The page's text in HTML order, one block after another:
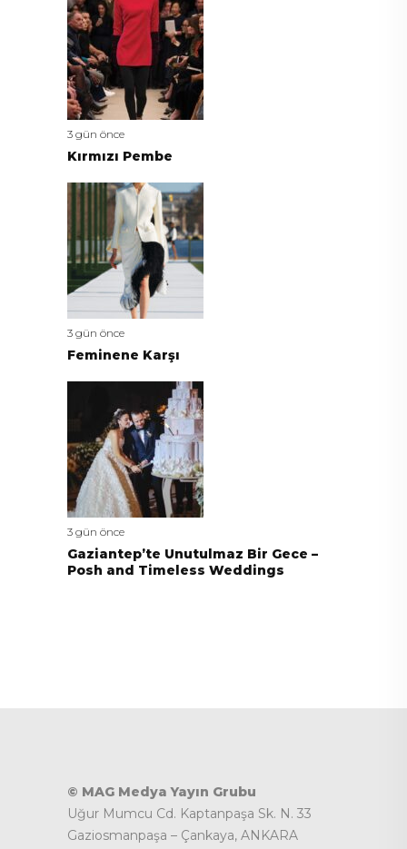
3 gün önce
Kırmızı Pembe
3 gün önce
Feminene Karşı
3 gün önce
Gaziantep’te Unutulmaz Bir Gece –
Posh and Timeless Weddings
© MAG Medya Yayın Grubu
Uğur Mumcu Cd. Kaptanpaşa Sk. N. 33
Gaziosmanpaşa – Çankaya, ANKARA